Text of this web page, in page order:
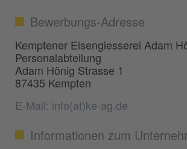
Bewerbungs-Adresse
Kemptener Eisengiesserei Adam
Personalabteilung
Adam Hönig Strasse 1
87435 Kempten
E-Mail: info(at)ke-ag.de
Informationen zum